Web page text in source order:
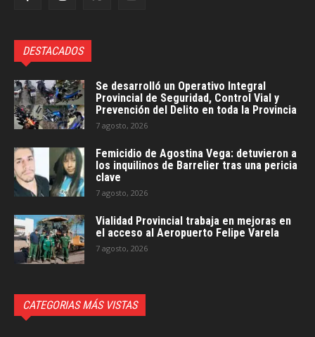
DESTACADOS
Se desarrolló un Operativo Integral
Provincial de Seguridad, Control Vial y
Prevención del Delito en toda la Provincia
7 agosto, 2026
Femicidio de Agostina Vega: detuvieron a
los inquilinos de Barrelier tras una pericia
clave
7 agosto, 2026
Vialidad Provincial trabaja en mejoras en
el acceso al Aeropuerto Felipe Varela
7 agosto, 2026
CATEGORIAS MÁS VISTAS